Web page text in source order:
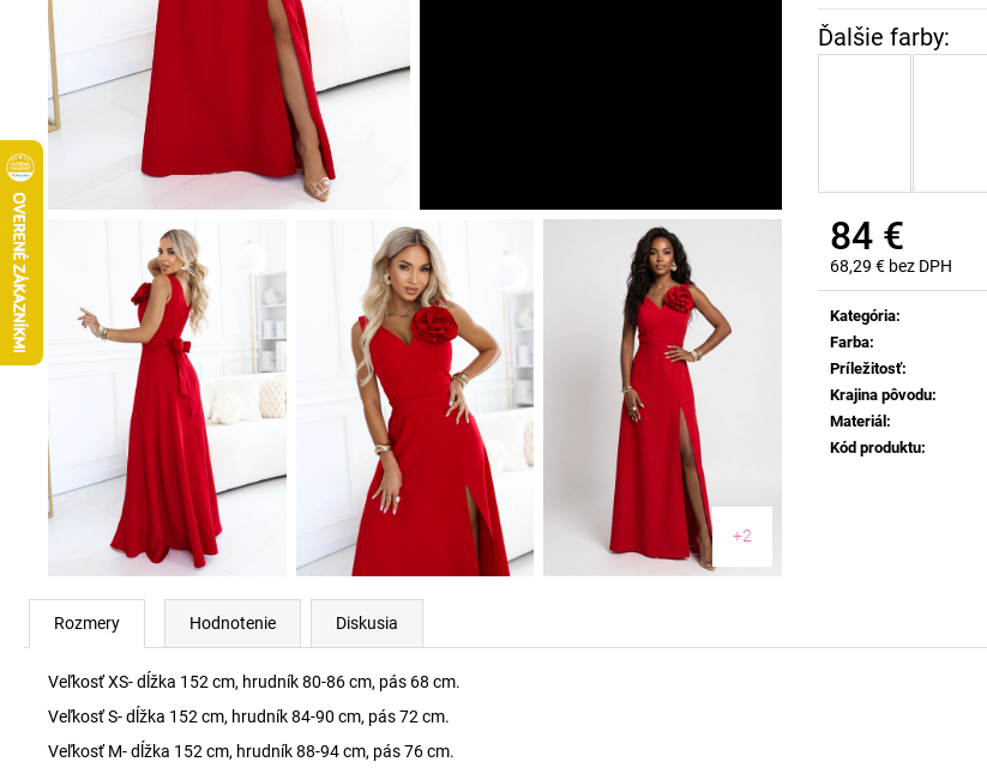
84 €
68,29 € bez DPH
Jednotková
cena:
Kategória:
Farba:
Príležitosť:
Krajina pôvodu:
Materiál:
Kód produktu:
+2
Rozmery Hodnotenie Diskusia
Veľkosť XS- dĺžka 152 cm, hrudník 80-86 cm, pás 68 cm.
Veľkosť S- dĺžka 152 cm, hrudník 84-90 cm, pás 72 cm.
Veľkosť M- dĺžka 152 cm, hrudník 88-94 cm, pás 76 cm.